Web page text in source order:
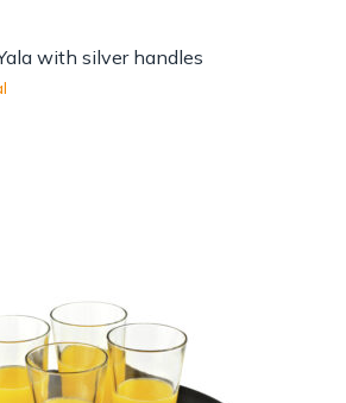
with silver handles